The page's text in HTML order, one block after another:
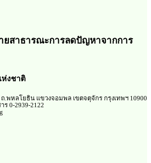
ยสาธารณะการลดปัญหาจากการ
งชาติ
.พหลโยธิน แขวงจอมพล เขตจตุจักร กรุงเทพฯ 10900
ร 0-2939-2122